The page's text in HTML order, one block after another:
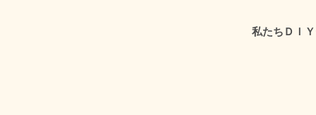
私たちＤＩ